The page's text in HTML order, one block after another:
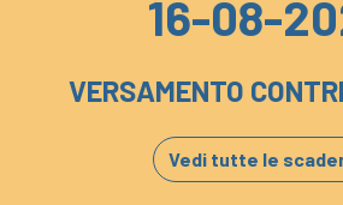
16-08-
VERSAMENTO
Vedi tutte le